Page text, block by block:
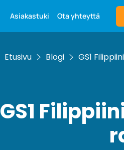
Asiakastuki Ota yhteyttä
Etusivu Blogi GS1
GS1